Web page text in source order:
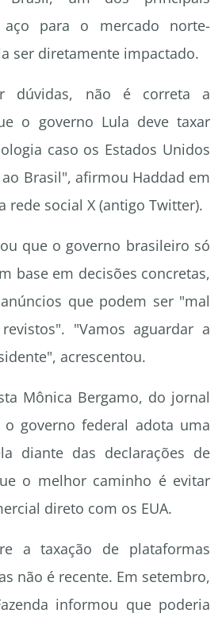
aço para o mercado norte-
ser diretamente impactado.
dúvidas, não é correta a
o governo Lula deve taxar
caso os Estados Unidos
Brasil", afirmou Haddad em
rede social X (antigo Twitter).
que o governo brasileiro só
base em decisões concretas,
que podem ser "mal
"Vamos aguardar a
acrescentou.
Mônica Bergamo, do jornal
o governo federal adota uma
diante das declarações de
o melhor caminho é evitar
direto com os EUA.
a taxação de plataformas
não é recente. Em setembro,
informou que poderia